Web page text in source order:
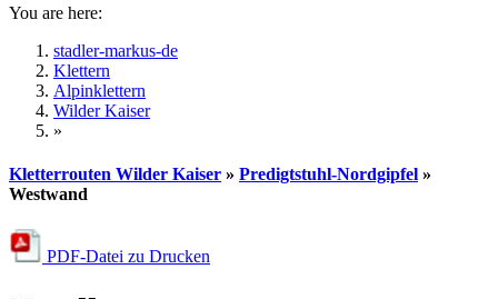
You are here:
stadler-markus-de
Klettern
Alpinklettern
Wilder Kaiser
»
Kletterrouten Wilder Kaiser » Predigtstuhl-Nordgipfel »
Westwand
PDF-Datei zu Drucken